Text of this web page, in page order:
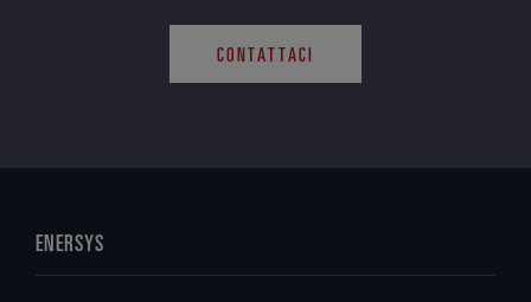
CONTATTACI
ENERSYS